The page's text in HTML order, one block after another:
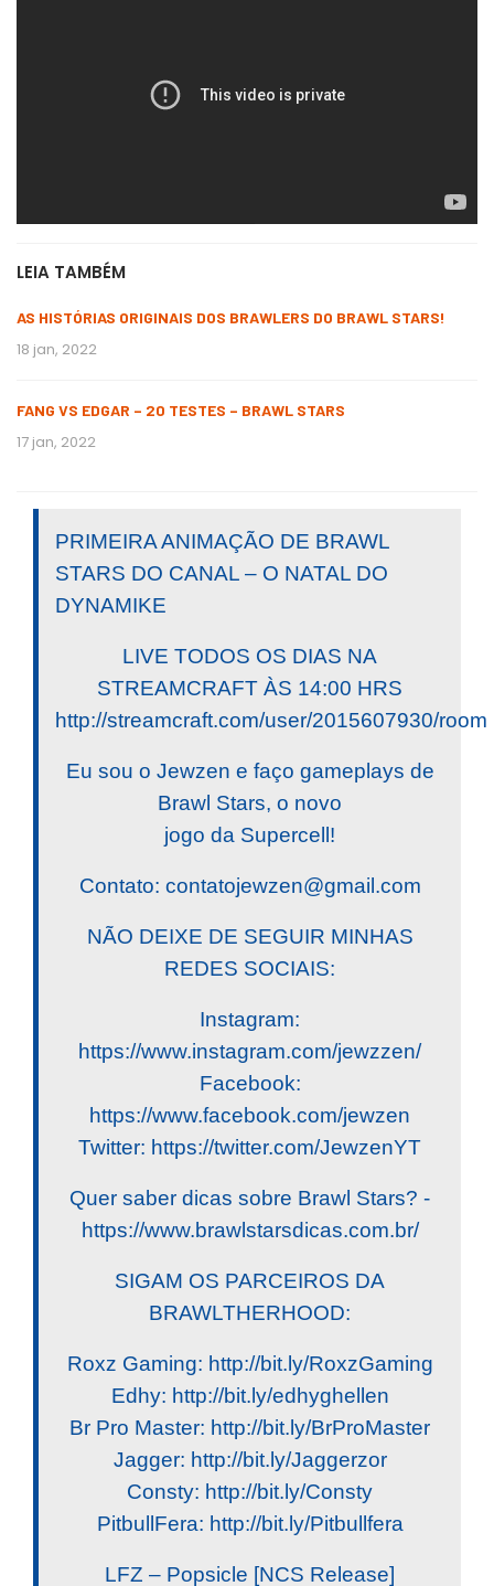
LEIA TAMBÉM
AS HISTÓRIAS ORIGINAIS DOS BRAWLERS DO BRAWL STARS!
18 jan, 2022
FANG VS EDGAR – 20 TESTES – BRAWL STARS
17 jan, 2022
PRIMEIRA ANIMAÇÃO DE BRAWL
STARS DO CANAL – O NATAL DO
DYNAMIKE
LIVE TODOS OS DIAS NA
STREAMCRAFT ÀS 14:00 HRS
http://streamcraft.com/user/2015607930/room
Eu sou o Jewzen e faço gameplays de
Brawl Stars, o novo
jogo da Supercell!
Contato: contatojewzen@gmail.com
NÃO DEIXE DE SEGUIR MINHAS
REDES SOCIAIS:
Instagram:
https://www.instagram.com/jewzzen/
Facebook:
https://www.facebook.com/jewzen
Twitter: https://twitter.com/JewzenYT
Quer saber dicas sobre Brawl Stars? -
https://www.brawlstarsdicas.com.br/
SIGAM OS PARCEIROS DA
BRAWLTHERHOOD:
Roxz Gaming: http://bit.ly/RoxzGaming
Edhy: http://bit.ly/edhyghellen
Br Pro Master: http://bit.ly/BrProMaster
Jagger: http://bit.ly/Jaggerzor
Consty: http://bit.ly/Consty
PitbullFera: http://bit.ly/Pitbullfera
LFZ – Popsicle [NCS Release]